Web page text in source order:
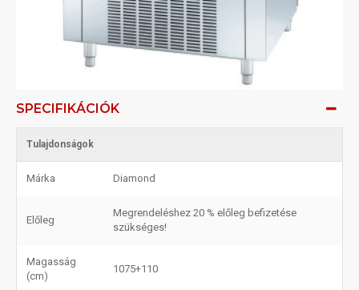
SPECIFIKÁCIÓK
Tulajdonságok
Márka Diamond
Előleg
Megrendeléshez 20 % előleg befizetése
szükséges!
Magasság
(cm)
1075+110